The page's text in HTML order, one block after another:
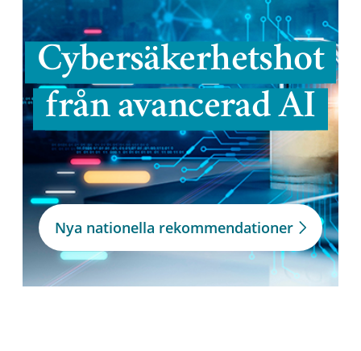
Cybersäkerhetshot
från avancerad AI
Nya nationella rekommendationer